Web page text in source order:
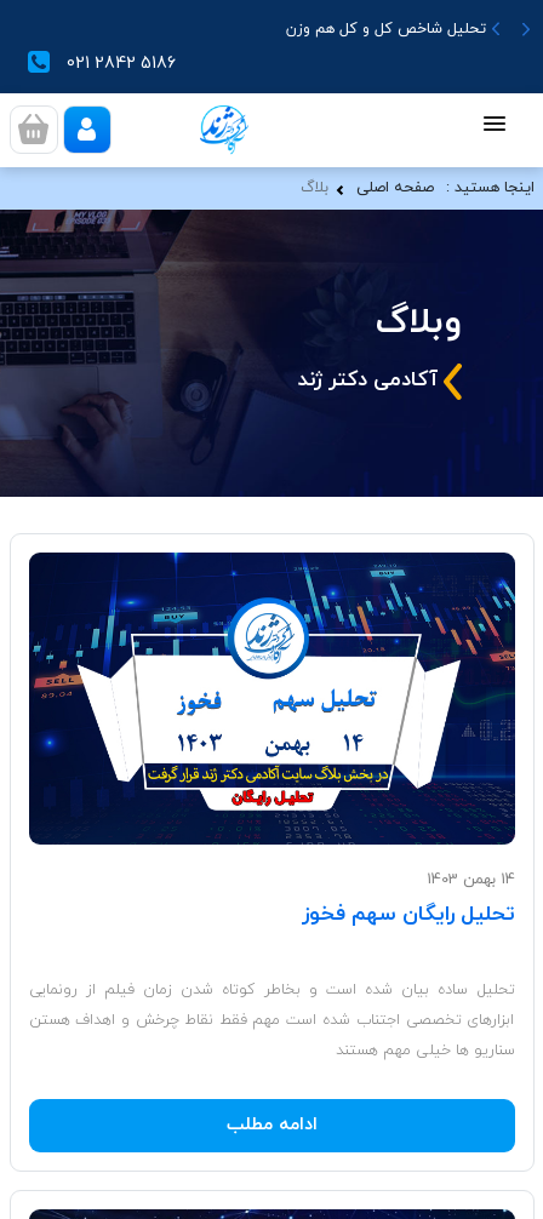
تحلیل شاخص کل و کل هم وزن
021 2842 5186
اینجا هستید : صفحه اصلی بلاگ
وبلاگ
آکادمی دکتر ژند
14 بهمن 1403
تحلیل رایگان سهم فخوز
تحلیل ساده بیان شده است و بخاطر کوتاه شدن زمان فیلم از رونمایی
ابزارهای تخصصی اجتناب شده است مهم فقط نقاط چرخش و اهداف هستن
سناریو ها خیلی مهم هستند
ادامه مطلب